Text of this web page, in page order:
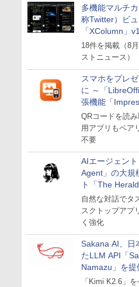
多機能マルチ
称Twitter）ビ
「XColumn
18件を掲載（8
ストニュース）
スマホをプレ
に ～「
張機能「
が公開
QRコードを読
用アプリもペア
不要
AIエージェン
Agent」の大規
ト「The
公開
自然な対話でタ
スクトップアプ
く強化
Sakana AI、日
たLLM API「
Namazu」を提
「Kimi K2.6」